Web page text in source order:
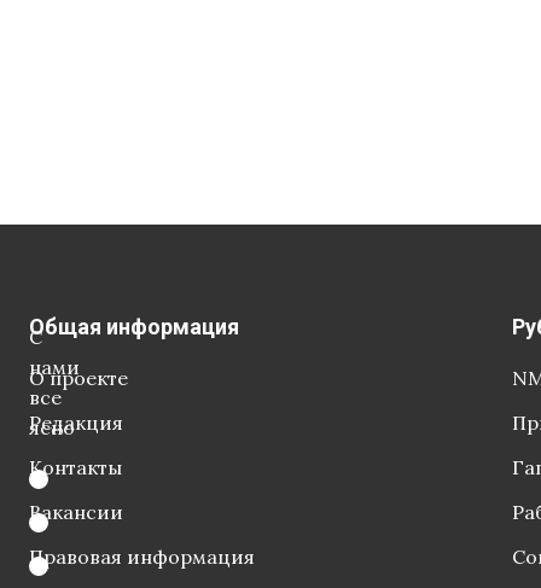
С
нами
все
ясно
Общая информация
О проекте
Редакция
Контакты
Вакансии
Правовая информация